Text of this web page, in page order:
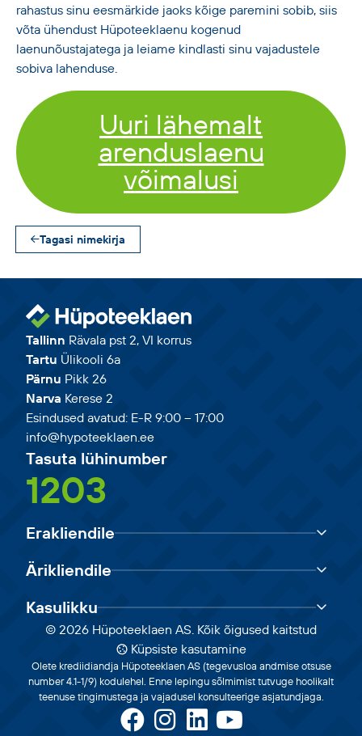
rahastus sinu eesmärkide jaoks kõige paremini sobib, siis
võta ühendust Hüpoteeklaenu kogenud
laenunõustajatega ja leiame kindlasti sinu vajadustele
sobiva lahenduse.
Uuri lähemalt
arenduslaenu
võimalusi
Tagasi nimekirja
Tallinn Rävala pst 2, VI korrus
Tartu Ülikooli 6a
Pärnu Pikk 26
Narva Kerese 2
Esindused avatud: E-R 9:00 – 17:00
info@hypoteeklaen.ee
Tasuta lühinumber
1203
Erakliendile
Ärikliendile
Kasulikku
© 2026 Hüpoteeklaen AS. Kõik õigused kaitstud
Küpsiste kasutamine
Olete krediidiandja Hüpoteeklaen AS (tegevusloa andmise otsuse
number 4.1-1/9) kodulehel. Enne lepingu sõlmimist tutvuge hoolikalt
teenuse tingimustega ja vajadusel konsulteerige asjatundjaga.